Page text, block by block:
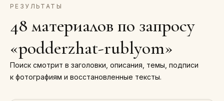
РЕЗУЛЬТАТЫ
48 материалов по запросу
«podderzhat-rublyom»
Поиск смотрит в заголовки, описания, темы, подписи
к фотографиям и восстановленные тексты.